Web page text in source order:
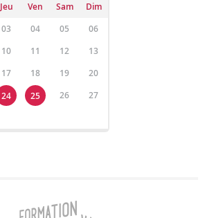
Jeu Ven Sam
Dim
03 04 05
06
10 11 12
13
17 18 19
20
24 25 26
27